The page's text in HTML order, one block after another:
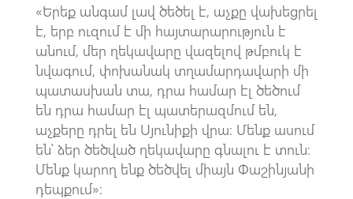
«Երեք անգամ լավ ծեծել է, աչքը վախեցրել
է, երբ ուզում է մի հայտարարություն է
անում, մեր ղեկավարը վազելով թմբուկ է
նվագում, փոխանակ տղամարդավարի մի
պատասխան տա, դրա համար էլ ծեծում
են դրա համար էլ պատերազմում են,
աչքերը դրել են Սյունիքի վրա։ Մենք ասում
են՝ ձեր ծեծված ղեկավարը գնալու է տուն։
Մենք կարող ենք ծեծվել միայն Փաշինյանի
դեպքում»։